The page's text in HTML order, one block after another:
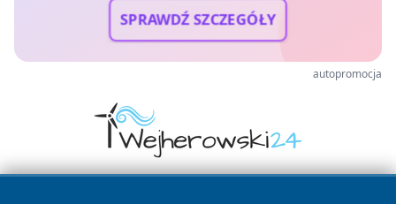
SPRAWDŹ SZCZEGÓŁY
autopromocja